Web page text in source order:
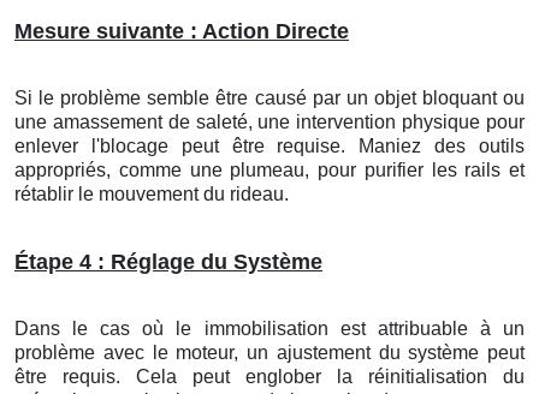
Mesure suivante : Action Directe
Si le problème semble être causé par un objet bloquant ou
une amassement de saleté, une intervention physique pour
enlever l'blocage peut être requise. Maniez des outils
appropriés, comme une plumeau, pour purifier les rails et
rétablir le mouvement du rideau.
Étape 4 : Réglage du Système
Dans le cas où le immobilisation est attribuable à un
problème avec le moteur, un ajustement du système peut
être requis. Cela peut englober la réinitialisation du